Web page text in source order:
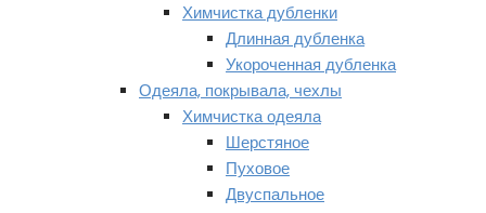
Химчистка дубленки
Длинная дубленка
Укороченная дубленка
Одеяла, покрывала, чехлы
Химчистка одеяла
Шерстяное
Пуховое
Двуспальное